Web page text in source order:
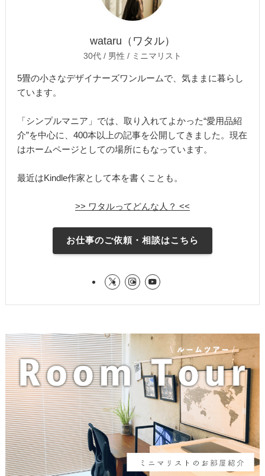
wataru（ワタル）
30代 / 男性 / ミニマリスト
5畳の小さなデザイナーズワンルームで、気ままに暮らし
ています。
「シンプルマニア」では、取り入れてよかった“愛用品紹
介”を中心に、400本以上の記事を公開してきました。現在
はホームページとしての場所にもなっています。
最近はKindle作家として本を書くことも。
>> ワタルってどんな人？ <<
お仕事のご依頼・相談はこちら